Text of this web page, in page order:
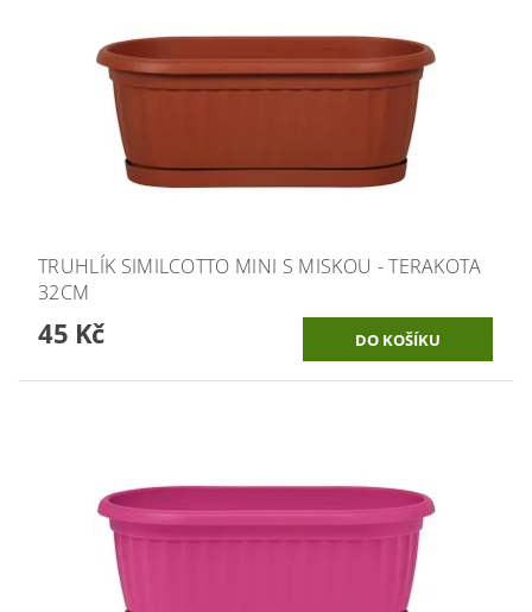
TRUHLÍK SIMILCOTTO MINI S MISKOU - TERAKOTA
32CM
45 Kč